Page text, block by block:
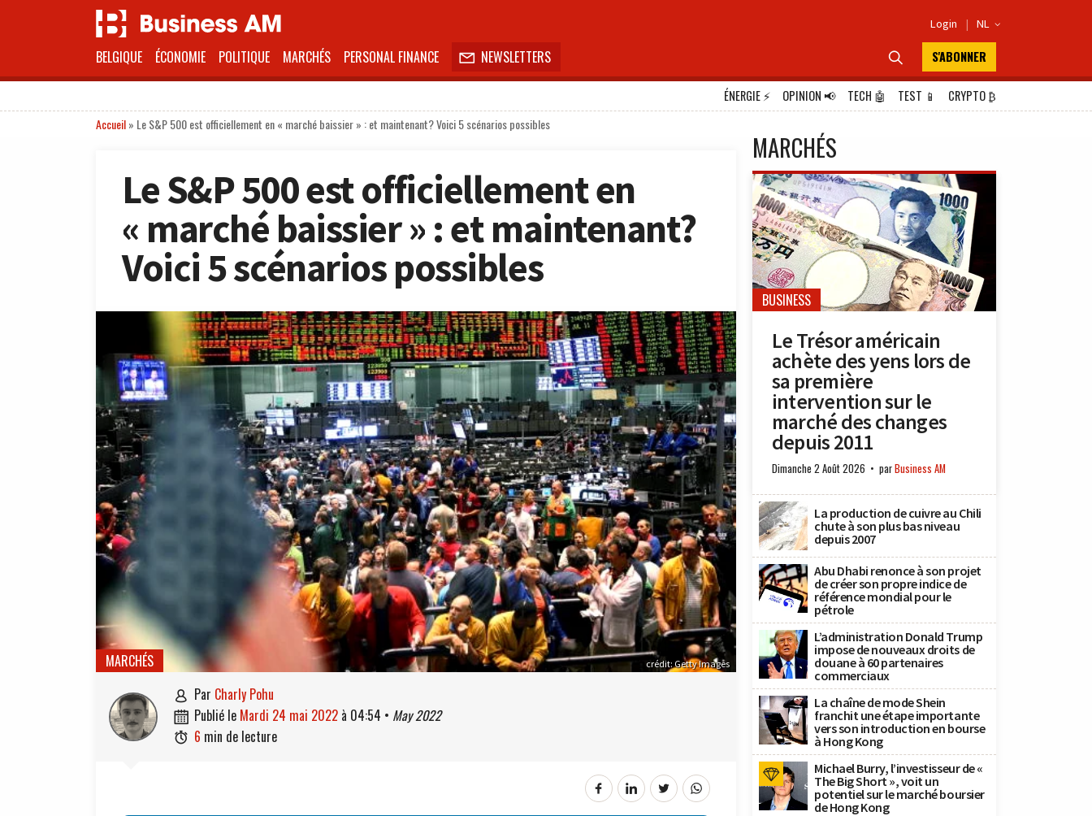
Login | NL 
BELGIQUE ÉCONOMIE POLITIQUE MARCHÉS PERSONAL FINANCE  NEWSLETTERS  S'ABONNER
ÉNERGIE⚡ OPINION📢 TECH 🤖 TEST 📱 CRYPTO₿
Accueil» Le S&P 500 est officiellement en « marché baissier » : et maintenant? Voici 5 scénarios possibles
Le S&P 500 est officiellement en
« marché baissier » : et maintenant?
Voici 5 scénarios possibles
crédit: Getty Images
MARCHÉS
 par Charly Pohu
 publié le mardi 24 mai 2022 à 04:54 • May 2022
 6 min de lecture
MARCHÉS
BUSINESS
Le Trésor américain
achète des yens lors de
sa première
intervention sur le
marché des changes
depuis 2011
Dimanche 2 Août 2026 parBusiness AM
La production de cuivre au Chili
chute à son plus bas niveau
depuis 2007
Abu Dhabi renonce à son projet
de créer son propre indice de
référence mondial pour le
pétrole
L’administration Donald Trump
impose de nouveaux droits de
douane à 60 partenaires
commerciaux
La chaîne de mode Shein
franchit une étape importante
vers son introduction en bourse
à Hong Kong
Michael Burry, l’investisseur de «
The Big Short », voit un
potentiel sur le marché boursier
de Hong Kong